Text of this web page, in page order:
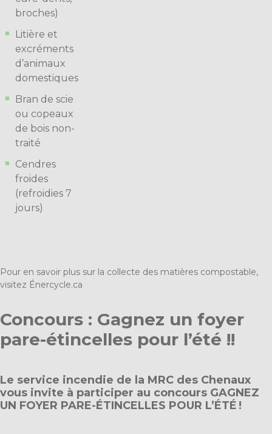
broches)
Litière et
excréments
d’animaux
domestiques
Bran de scie
ou copeaux
de bois non-
traité
Cendres
froides
(refroidies 7
jours)
Pour en savoir plus sur la collecte des matières compostable,
visitez Énercycle.ca
Concours : Gagnez un foyer
pare-étincelles pour l’été !!
Le service incendie de la MRC des Chenaux
vous invite à participer au concours GAGNEZ
UN FOYER PARE-ÉTINCELLES POUR L’ÉTÉ !